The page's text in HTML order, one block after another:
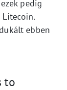
pedig
Litecoin.
ebben
to